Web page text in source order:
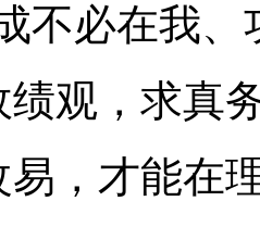
必在我、
绩观，求真
易，才能在